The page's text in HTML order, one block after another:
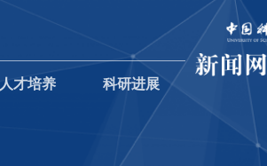
人才培养 科研进展